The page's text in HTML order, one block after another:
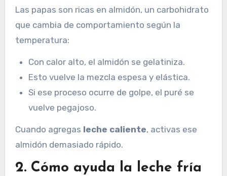
Las papas son ricas en almidón, un carbohidrato
que cambia de comportamiento según la
temperatura:
Con calor alto, el almidón se gelatiniza.
Esto vuelve la mezcla espesa y elástica.
Si ese proceso ocurre de golpe, el puré se
vuelve pegajoso.
Cuando agregas leche caliente, activas ese
almidón demasiado rápido.
2. Cómo ayuda la leche fría